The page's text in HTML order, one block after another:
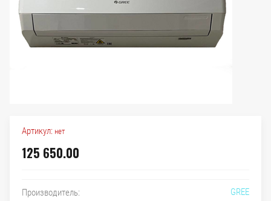
Артикул: нет
125 650.00
Производитель: GREE